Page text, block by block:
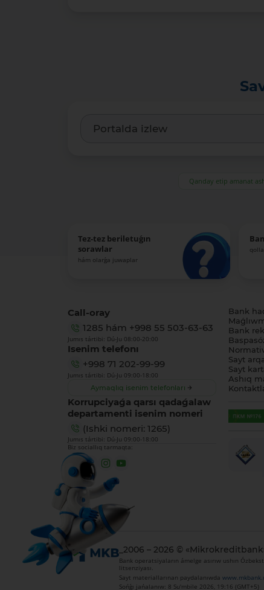
Qanday etip amanat
Tez-tez beriletuǵın
sorawlar
hám olarǵa juwaplar
Call-oray
1285 hám +998 55 503-63-63
Jumıs tártibi: Dú-Ju 08:00-20:00
Isenim telefonı
+998 71 202-99-99
Jumıs tártibi: Dú-Ju 09:00-18:00
Aymaqlıq isenim telefonları
Korrupciyaǵa qarsı qadaǵalaw
departamenti isenim nomeri
(Ishki nomeri: 1265)
Jumıs tártibi: Dú-Ju 09:00-18:00
Biz sociallıq tarmaqta:
Bank
Bank
Sayt
Sayt
Ashıq
_2006 – 2026 ©
Bank operatsiyaların ámelge asırıw ushın
litsenziyası.
Sayt materiallarınan paydalanıwda
Sońǵı jańalanıw: 8 Su'mbile 2026, 19:16 (GMT+5)